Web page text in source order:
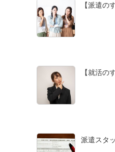
【派遣の
【就活の
派遣スタ